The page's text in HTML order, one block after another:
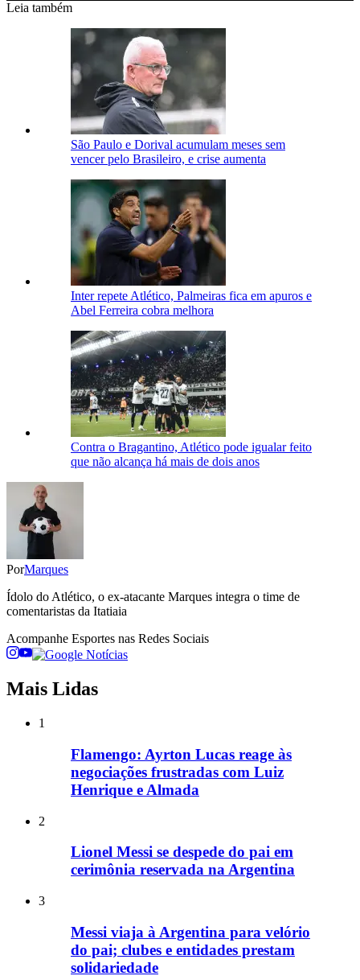
Leia também
São Paulo e Dorival acumulam meses sem
vencer pelo Brasileiro, e crise aumenta
Inter repete Atlético, Palmeiras fica em apuros e
Abel Ferreira cobra melhora
Contra o Bragantino, Atlético pode igualar feito
que não alcança há mais de dois anos
PorMarques
Ídolo do Atlético, o ex-atacante Marques integra o time de
comentaristas da Itatiaia
Acompanhe Esportes nas Redes Sociais
Mais Lidas
1
Flamengo: Ayrton Lucas reage às
negociações frustradas com Luiz
Henrique e Almada
2
Lionel Messi se despede do pai em
cerimônia reservada na Argentina
3
Messi viaja à Argentina para velório
do pai; clubes e entidades prestam
solidariedade